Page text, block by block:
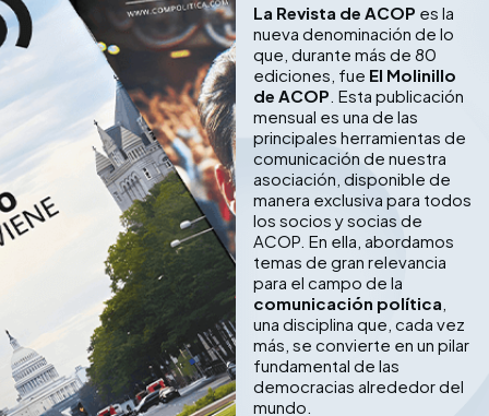
La Revista de ACOP es la
nueva denominación de lo
que, durante más de 80
ediciones, fue El Molinillo
de ACOP . Esta publicación
mensual es una de las
principales herramientas de
comunicación de nuestra
asociación, disponible de
manera exclusiva para todos
los socios y socias de
ACOP. En ella, abordamos
temas de gran relevancia
para el campo de la
comunicación política
una disciplina que, cada vez
más, se convierte en un pilar
fundamental de las
democracias alrededor del
mundo.